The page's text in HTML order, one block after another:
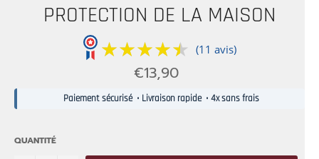
PROTECTION DE LA MAISON
★★★★★
★★★★★ (11 avis)
Prix
normal
€13,90
Paiement sécurisé • Livraison rapide • 4x sans frais
QUANTITÉ